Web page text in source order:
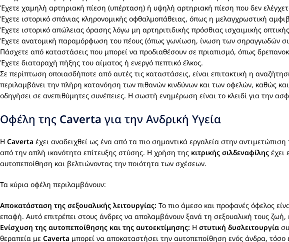
Έχετε χαμηλή αρτηριακή πίεση (υπέρταση) ή υψηλή αρτηριακή πίεση που δεν
Έχετε ιστορικό σπάνιας κληρονομικής οφθαλμοπάθειας, όπως η μελαγχρωστική
Έχετε ιστορικό απώλειας όρασης λόγω μη αρτηριτιδικής πρόσθιας ισχαιμικής
Έχετε ανατομική παραμόρφωση του πέους (όπως γωνίωση, ίνωση των σηραγγωδών
Πάσχετε από καταστάσεις που μπορεί να προδιαθέσουν σε πριαπισμό, όπως
Έχετε διαταραχή πήξης του αίματος ή ενεργό πεπτικό έλκος.
Σε περίπτωση οποιασδήποτε από αυτές τις καταστάσεις, είναι επιτακτική η
περιλαμβάνει την πλήρη κατανόηση των πιθανών κινδύνων και των οφελών, καθώς
οδηγήσει σε ανεπιθύμητες συνέπειες. Η σωστή ενημέρωση είναι το κλειδί για την
Οφέλη της Caverta για την Ανδρική Υγεία
Η Caverta έχει αναδειχθεί ως ένα από τα πιο σημαντικά εργαλεία στην αντιμετώπιση
από την απλή ικανότητα επίτευξης στύσης. Η χρήση της κιτρικής σιλδεναφίλης έχει
αυτοπεποίθηση και βελτιώνοντας την ποιότητα των σχέσεων.
Τα κύρια οφέλη περιλαμβάνουν:
Αποκατάσταση της σεξουαλικής λειτουργίας: Το πιο άμεσο και προφανές όφελος
επαφή. Αυτό επιτρέπει στους άνδρες να απολαμβάνουν ξανά τη σεξουαλική τους ζωή,
Ενίσχυση της αυτοπεποίθησης και της αυτοεκτίμησης: Η στυτική δυσλειτουργία
θεραπεία με Caverta μπορεί να αποκαταστήσει την αυτοπεποίθηση ενός άνδρα, τόσο